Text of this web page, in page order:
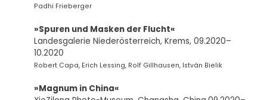
Padhi Frieberger
»Spuren und Masken der Flucht«
Landesgalerie Niederösterreich, Krems, 09.2020–
10.2020
Robert Capa, Erich Lessing, Rolf Gillhausen, István Bielik
»Magnum in China«